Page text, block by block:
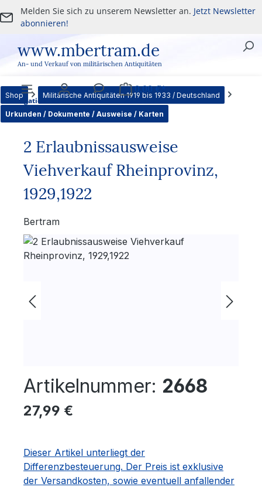
Zum Hauptinhalt springen
Melden Sie sich zu unserem Newsletter an. Jetzt Newsletter
abonnieren!
www.mbertram.de
An- und Verkauf von militärischen Antiquitäten
Navigation Benutzer Service
0,00 €*
Warenkorb
Shop Militärische Antiquitäten 1919 bis 1933 / Deutschland
Urkunden / Dokumente / Ausweise / Karten
2 Erlaubnissausweise
Viehverkauf Rheinprovinz,
1929,1922
Bertram
Bildergalerie überspringen
Artikelnummer: 2668
Regulärer Preis:
27,99 €
Dieser Artikel unterliegt der
Differenzbesteuerung. Der Preis ist exklusive
der Versandkosten, sowie eventuell anfallender